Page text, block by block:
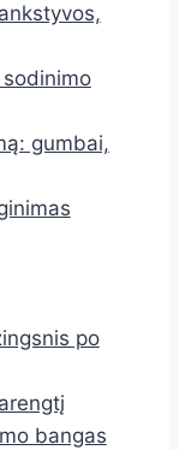
gumbai,
po
bangas